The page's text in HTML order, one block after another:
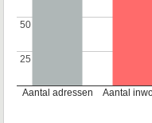
Aantal adressen Aantal
25
25
50
50